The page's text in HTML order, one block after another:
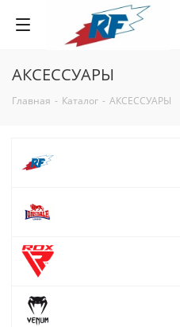
АКСЕССУАРЫ
Главная - Каталог - АКСЕССУАРЫ